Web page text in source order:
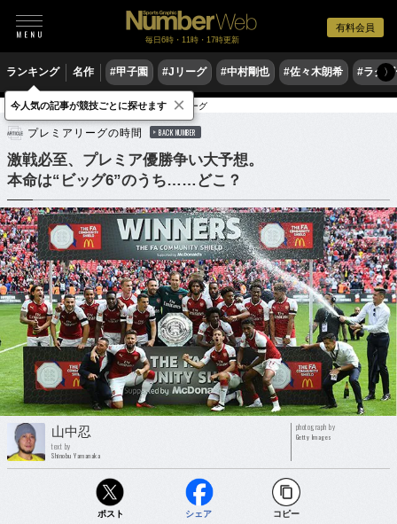
有料会員
毎日6時・11時・17時更新
ランキング 名作 #甲子園 #Jリーグ #中村剛也 #佐々木朗希 #ラグ〉
サッカー 海外サッカー プレミアリーグ
プレミアリーグの時間 BACK NUMBER
激戦必至、プレミア優勝争い大予想。
本命は“ビッグ6”のうち……どこ？
山中忍
text by
Shinobu Yamanaka
photograph by
Getty Images
ポスト シェア コピー
今人気の記事が競技ごとに探せます ×